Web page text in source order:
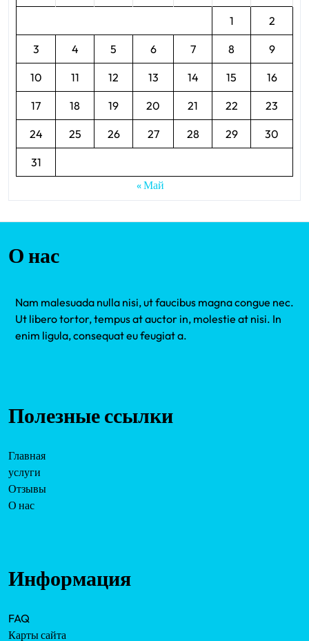
1 2
3 4 5 6 7 8 9
10 11 12 13 14 15 16
17 18 19 20 21 22 23
24 25 26 27 28 29 30
31
« Май
О нас
Nam malesuada nulla nisi, ut faucibus magna congue nec.
Ut libero tortor, tempus at auctor in, molestie at nisi. In
enim ligula, consequat eu feugiat a.
Полезные ссылки
Главная
услуги
Отзывы
О нас
Информация
FAQ
Карты сайта